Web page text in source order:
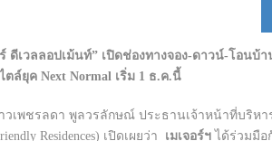
ร์ ดีเวลลอปเม้นท์” เปิดช่องทางจอง-ดาวน์-โอน
ตล์ยุค Next Normal เริ่ม 1 ธ.ค.นี้
วเพชรลดา พูลวรลักษณ์ ประธานเจ้าหน้าที่บริหา
Residences) เปิดเผยว่า
เมเจอร์ฯ ได้ร่วมมือ